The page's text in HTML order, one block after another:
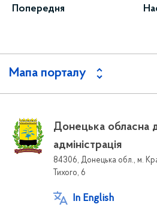
Попередня
Мапа порталу
Донецька обласна
адміністрація
84306, Донецька обл., м.
Тихого, 6
In English